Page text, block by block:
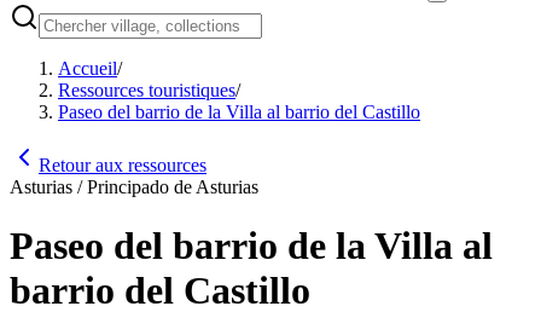
Accueil/
Ressources touristiques/
Paseo del barrio de la Villa al barrio del Castillo
Retour aux ressources
Asturias / Principado de Asturias
Paseo del barrio de la Villa al
barrio del Castillo